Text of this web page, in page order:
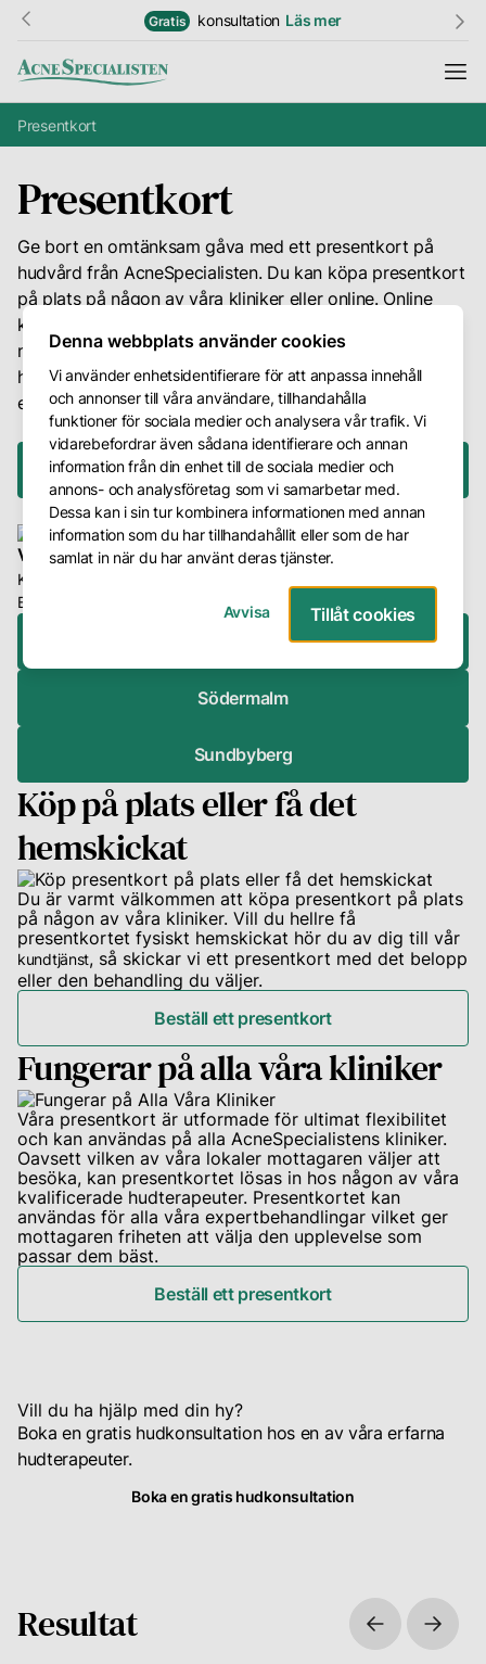
Hudguide
Ordlista
Priser
Kundtjänst
Kontakt
Frågor
&
Svar
Presentkort
Avbokning
oss
metod
Våra
hudterapeuter
Din
Logga
in
för
att
se
dina
chatta
hudterapeut
Till inloggning
Gratis konsultation Läs mer
Denna webbplats använder cookies
Vi använder enhetsidentifierare för att anpassa innehåll
och annonser till våra användare, tillhandahålla
funktioner för sociala medier och analysera vår trafik. Vi
vidarebefordrar även sådana identifierare och annan
information från din enhet till de sociala medier och
annons- och analysföretag som vi samarbetar med.
Dessa kan i sin tur kombinera informationen med annan
information som du har tillhandahållit eller som de har
samlat in när du har använt deras tjänster.
Avvisa Tillåt cookies
Presentkort
Presentkort
Ge bort en omtänksam gåva med ett presentkort på
hudvård från AcneSpecialisten. Du kan köpa presentkort
på plats på någon av våra kliniker eller online. Online
köper du enkelt via Bokadirekt genom att klicka på din
närmaste klinik nedan. Vill du få presentkortet fysiskt
hemskickat hör du av dig till vårkundtjänst, så skickar vi
ett presentkort med valt belopp eller behandling.
Köp ett presentkort
Välj klinik
Klicka på din närmaste klinik för att köpa presentkortet via
Bokadirekt.
Södermalm
Sundbyberg
Köp på plats eller få det
hemskickat
Du är varmt välkommen att köpa presentkort på plats
på någon av våra kliniker. Vill du hellre få
presentkortet fysiskt hemskickat hör du av dig till vår
kundtjänst, så skickar vi ett presentkort med det belopp
eller den behandling du väljer.
Beställ ett presentkort
Fungerar på alla våra kliniker
Våra presentkort är utformade för ultimat flexibilitet
och kan användas på alla AcneSpecialistens kliniker.
Oavsett vilken av våra lokaler mottagaren väljer att
besöka, kan presentkortet lösas in hos någon av våra
kvalificerade hudterapeuter. Presentkortet kan
användas för alla våra expertbehandlingar vilket ger
mottagaren friheten att välja den upplevelse som
passar dem bäst.
Beställ ett presentkort
Vill du ha hjälp med din hy?
Boka en gratis hudkonsultation hos en av våra erfarna
hudterapeuter.
Boka en gratis hudkonsultation
Resultat